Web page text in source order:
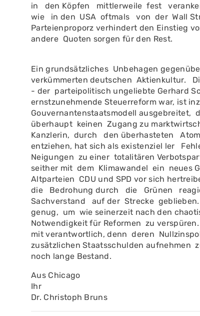
in den Köpfen mittlerweile fest
wie in den USA oftmals von der Wall
Parteienpro­porz verhindert den Einstieg
andere Quoten sorgen für den Rest.
Ein grundsätzliches Unbehagen
verkümmerten deutschen Aktienkultur.
- der parteipolitisch unge­liebte Gerhard
ernstzunehmende Steuerre­form war, ist
Gouvernantenstaatsmo­dell ausgebreitet,
überhaupt kei­nen Zugang zu
Kanzlerin, durch den überhasteten
entziehen, hat sich als existenziel­ ler
Neigun­gen zu einer totalitären
seither mit dem Klimawandel ein neues
Altparteien CDU und SPD vor sich
die Bedrohung durch die Grünen
Sachverstand auf der Strecke
genug, um wie seinerzeit nach den
Notwendigkeit für Reformen zu
mit verantwortlich, denn deren
zusätzlichen Staatsschulden aufnehmen
noch lange Bestand.
Aus Chicago
Ihr
Dr. Christoph Bruns